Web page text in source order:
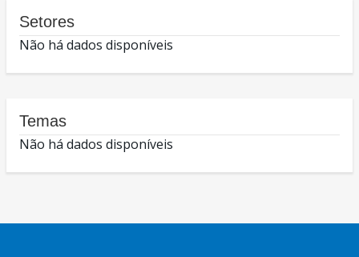
Setores
Não há dados disponíveis
Temas
Não há dados disponíveis